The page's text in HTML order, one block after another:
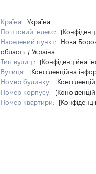
Країна:
Україна
Поштовий індекс:
Населений пункт:
Нова
область / Україна
Тип вулиці:
[Конфіденційна
Вулиця:
[Конфіденційна
Номер будинку:
Номер корпусу:
Номер квартири: